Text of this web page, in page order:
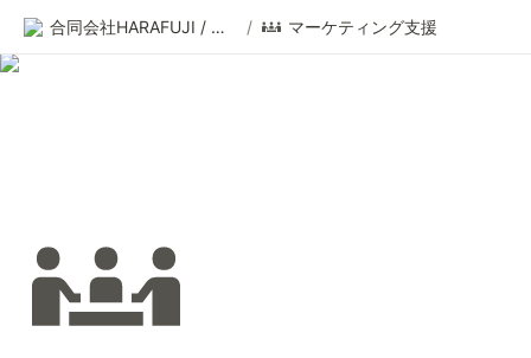
合同会社HARAFUJI / 原澤 耀 / マーケティング支援